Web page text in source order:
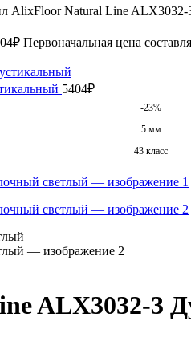
AlixFloor Natural Line
₽ Первоначальная цена
5404₽
-23%
5 мм
43 класс
ALX3032-3